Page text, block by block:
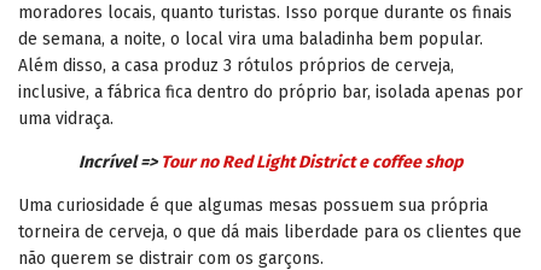
moradores locais, quanto turistas. Isso porque durante os finais
de semana, a noite, o local vira uma baladinha bem popular.
Além disso, a casa produz 3 rótulos próprios de cerveja,
inclusive, a fábrica fica dentro do próprio bar, isolada apenas por
uma vidraça.
Incrível => Tour no Red Light District e coffee shop
Uma curiosidade é que algumas mesas possuem sua própria
torneira de cerveja, o que dá mais liberdade para os clientes que
não querem se distrair com os garçons.